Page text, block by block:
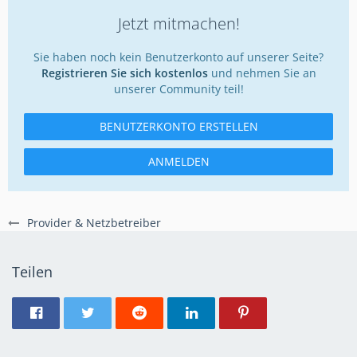
Provider & Netzbetreiber
Jetzt mitmachen!
Sie haben noch kein Benutzerkonto auf unserer Seite?
Registrieren Sie sich kostenlosund nehmen Sie an
unserer Community teil!
BENUTZERKONTO ERSTELLEN
ANMELDEN
Teilen